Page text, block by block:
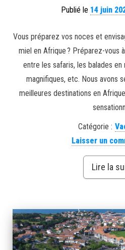
Publié le 14 juin
Vous préparez vos noces et
miel en Afrique ? Préparez-vous
entre les safaris, les balades
magnifiques, etc. Nous avons
meilleures destinations en
Catégorie :
Laisser un
Lire la